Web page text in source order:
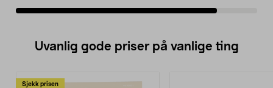
Uvanlig gode priser på vanlige ting
Sjekk prisen